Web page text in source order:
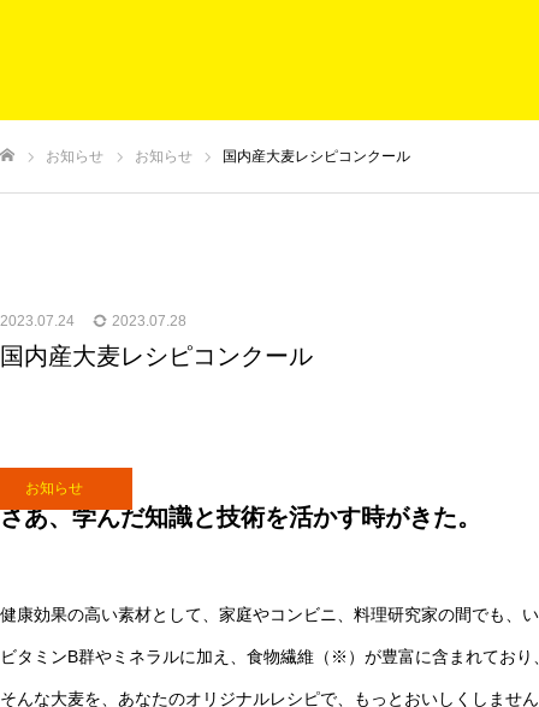
お知らせ お知らせ 国内産大麦レシピコンクール
2023.07.24 2023.07.28
国内産大麦レシピコンクール
お知らせ
さあ、学んだ知識と技術を活かす時がきた。
健康効果の高い素材として、家庭やコンビニ、料理研究家の間でも、
ビタミンB群やミネラルに加え、食物繊維（※）が豊富に含まれてお
そんな大麦を、あなたのオリジナルレシピで、もっとおいしくしませ